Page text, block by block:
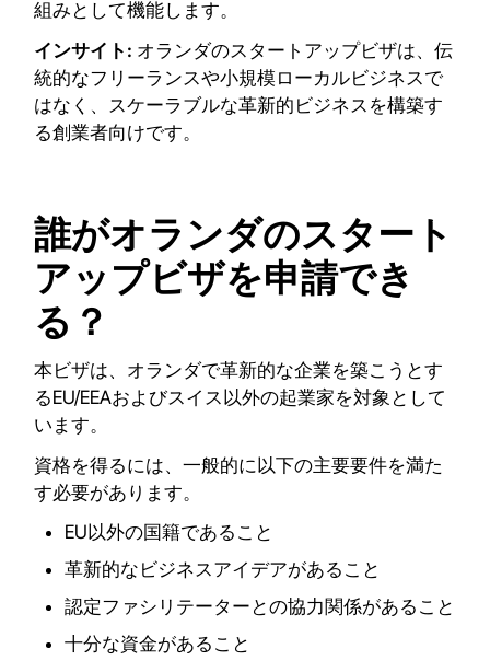
組みとして機能します。
インサイト: オランダのスタートアップビザは、伝
統的なフリーランスや小規模ローカルビジネスで
はなく、スケーラブルな革新的ビジネスを構築す
る創業者向けです。
誰がオランダのスタート
アップビザを申請でき
る？
本ビザは、オランダで革新的な企業を築こうとす
るEU/EEAおよびスイス以外の起業家を対象として
います。
資格を得るには、一般的に以下の主要要件を満た
す必要があります。
EU以外の国籍であること
革新的なビジネスアイデアがあること
認定ファシリテーターとの協力関係があること
十分な資金があること